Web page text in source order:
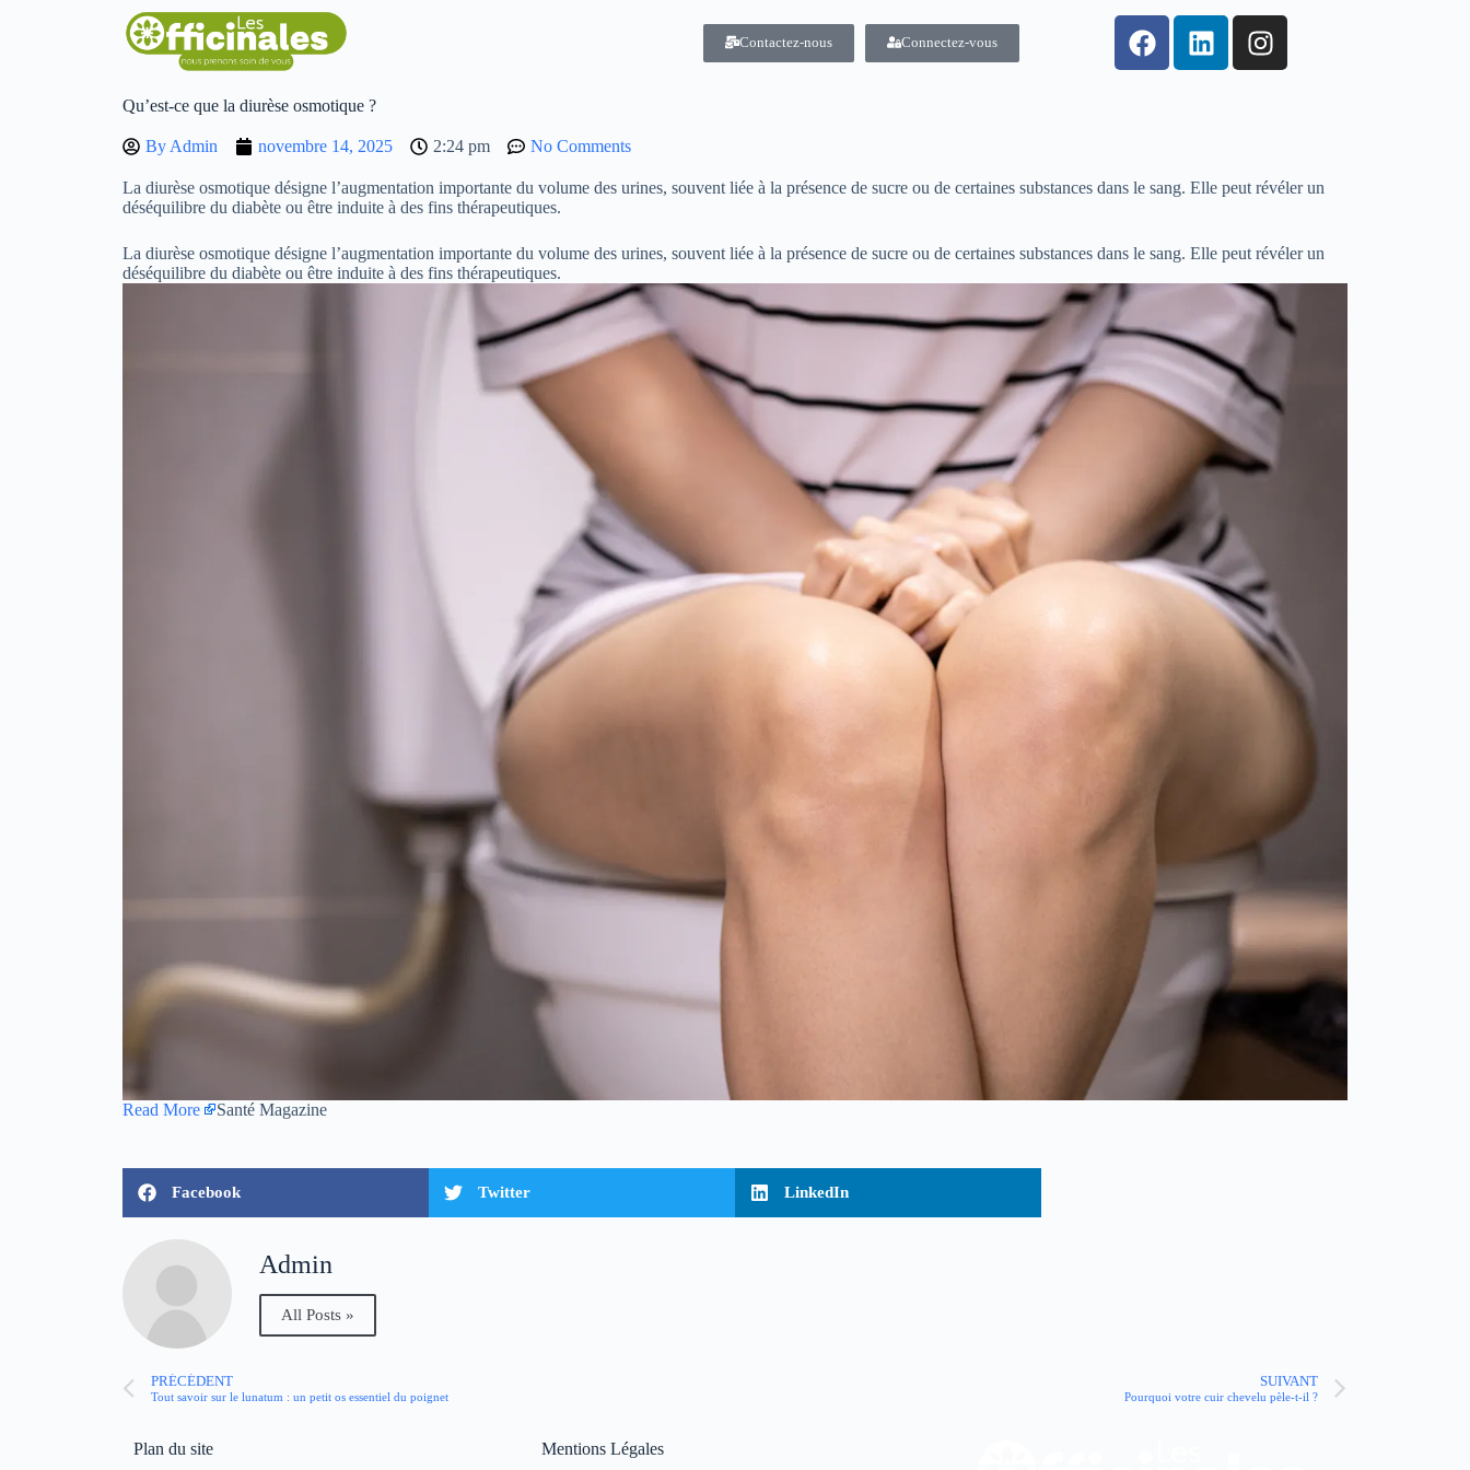
Contactez-nous Connectez-vous
Qu’est-ce que la diurèse osmotique ?
By Admin novembre 14, 2025 2:24 pm No Comments
La diurèse osmotique désigne l’augmentation importante du volume des urines, souvent liée à la présence de sucre ou de certaines substances dans le sang. Elle peut révéler un
déséquilibre du diabète ou être induite à des fins thérapeutiques.
La diurèse osmotique désigne l’augmentation importante du volume des urines, souvent liée à la présence de sucre ou de certaines substances dans le sang. Elle peut révéler un
déséquilibre du diabète ou être induite à des fins thérapeutiques.
Read More Santé Magazine
Facebook Twitter LinkedIn
Admin
All Posts »
PRÉCÉDENT
Tout savoir sur le lunatum : un petit os essentiel du poignet
SUIVANT
Pourquoi votre cuir chevelu pèle-t-il ?
Plan du site Mentions Légales